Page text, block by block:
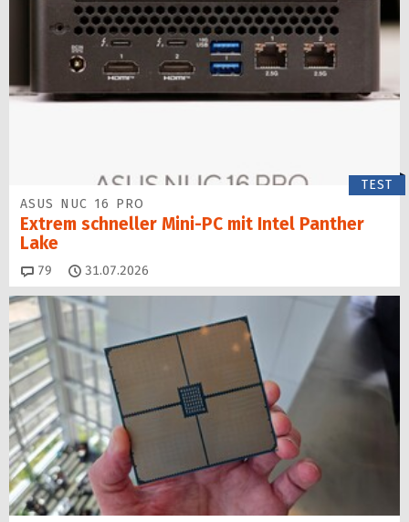
TEST
ASUS NUC 16 PRO
Extrem schneller Mini-PC mit Intel Panther
Lake
79 Kommentare
31.07.2026